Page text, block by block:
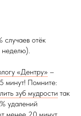
отёк
неделю).
«Дентру» –
минут! Помните:
зуб мудрости так
удалений